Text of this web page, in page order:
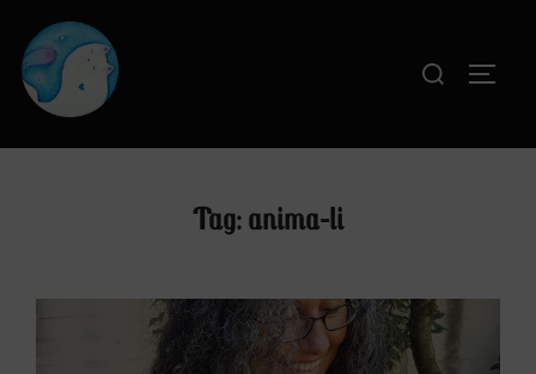
contenuto
Cerca
Tag: anima-li